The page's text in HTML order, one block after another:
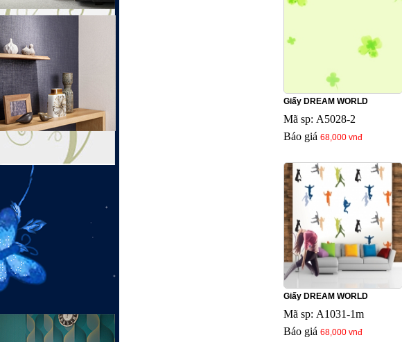
Giấy DREAM WORLD
Mã sp: A5028-2
Báo giá 68,000 vnđ
Giấy DREAM WORLD
Mã sp: A1031-1m
Báo giá 68,000 vnđ